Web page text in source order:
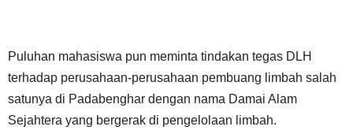
Puluhan mahasiswa pun meminta tindakan tegas DLH
terhadap perusahaan-perusahaan pembuang limbah salah
satunya di Padabenghar dengan nama Damai Alam
Sejahtera yang bergerak di pengelolaan limbah.